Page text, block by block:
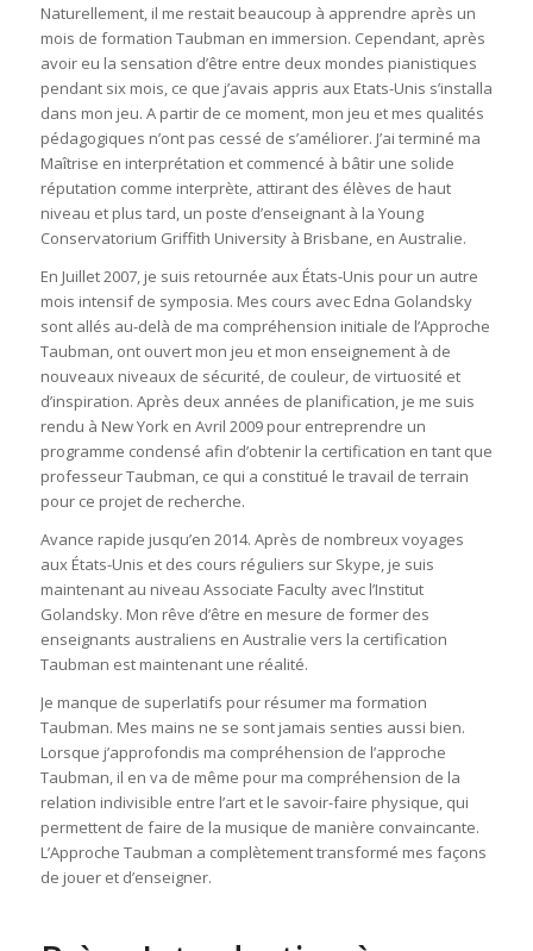
Naturellement, il me restait beaucoup à apprendre après un
mois de formation Taubman en immersion. Cependant, après
avoir eu la sensation d’être entre deux mondes pianistiques
pendant six mois, ce que j’avais appris aux Etats-Unis s’installa
dans mon jeu. A partir de ce moment, mon jeu et mes qualités
pédagogiques n’ont pas cessé de s’améliorer. J’ai terminé ma
Maîtrise en interprétation et commencé à bâtir une solide
réputation comme interprète, attirant des élèves de haut
niveau et plus tard, un poste d’enseignant à la Young
Conservatorium Griffith University à Brisbane, en Australie.
En Juillet 2007, je suis retournée aux États-Unis pour un autre
mois intensif de symposia. Mes cours avec Edna Golandsky
sont allés au-delà de ma compréhension initiale de l’Approche
Taubman, ont ouvert mon jeu et mon enseignement à de
nouveaux niveaux de sécurité, de couleur, de virtuosité et
d’inspiration. Après deux années de planification, je me suis
rendu à New York en Avril 2009 pour entreprendre un
programme condensé afin d’obtenir la certification en tant que
professeur Taubman, ce qui a constitué le travail de terrain
pour ce projet de recherche.
Avance rapide jusqu’en 2014. Après de nombreux voyages
aux États-Unis et des cours réguliers sur Skype, je suis
maintenant au niveau Associate Faculty avec l’Institut
Golandsky. Mon rêve d’être en mesure de former des
enseignants australiens en Australie vers la certification
Taubman est maintenant une réalité.
Je manque de superlatifs pour résumer ma formation
Taubman. Mes mains ne se sont jamais senties aussi bien.
Lorsque j’approfondis ma compréhension de l’approche
Taubman, il en va de même pour ma compréhension de la
relation indivisible entre l’art et le savoir-faire physique, qui
permettent de faire de la musique de manière convaincante.
L’Approche Taubman a complètement transformé mes façons
de jouer et d’enseigner.